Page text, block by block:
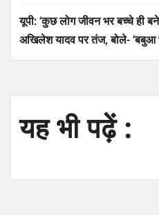
यूपी: ‘कुछ लोग जीवन भर बच्चे ही
अखिलेश यादव पर तंज, बोले- ‘बबुआ
यह भी पढ़ें :